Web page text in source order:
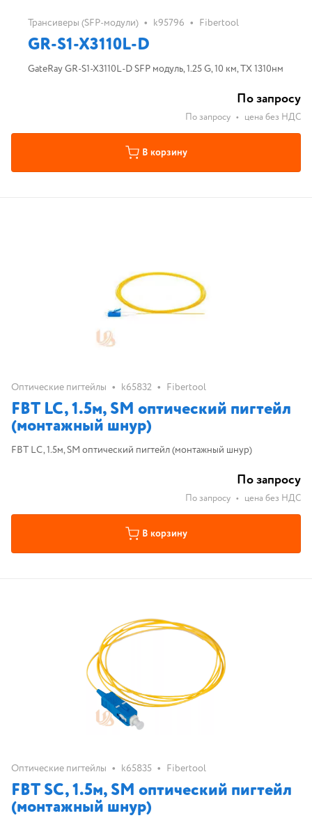
Трансиверы (SFP-модули) • k95796 • Fibertool
GR-S1-X3110L-D
GateRay GR-S1-X3110L-D SFP модуль, 1.25 G, 10 км, TX 1310нм
По запросу
По запросу • цена без НДС
В корзину
Оптические пигтейлы • k65832 • Fibertool
FBT LC, 1.5м, SM оптический пигтейл
(монтажный шнур)
FBT LC, 1.5м, SM оптический пигтейл (монтажный шнур)
По запросу
По запросу • цена без НДС
В корзину
Оптические пигтейлы • k65835 • Fibertool
FBT SC, 1.5м, SM оптический пигтейл
(монтажный шнур)